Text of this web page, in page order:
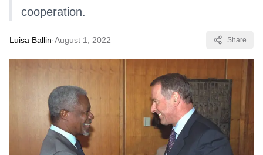
cooperation.
Luisa Ballin·August 1, 2022 Share